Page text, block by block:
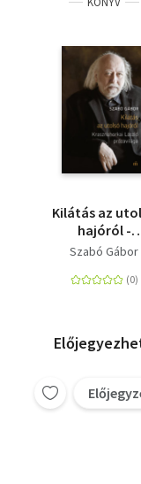
Kilátás az
hajóról -
Krasznahorkai
Szabó Gábor